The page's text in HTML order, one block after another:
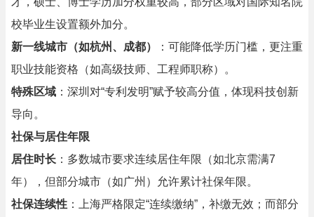
校毕业生设置额外加分。
新一线城市（如杭州、成都）
：可能降低学历门槛，更注重
职业技能资格（如高级技师、工程师职称）。
特殊区域 ：深圳对“专利发明”赋予较高分值，体现科技创新
导向。
社保与居住年限
居住时长 ：多数城市要求连续居住年限（如北京需满7
年），但部分城市（如广州）允许累计社保年限。
社保连续性 ：上海严格限定“连续缴纳”，补缴无效；而部分